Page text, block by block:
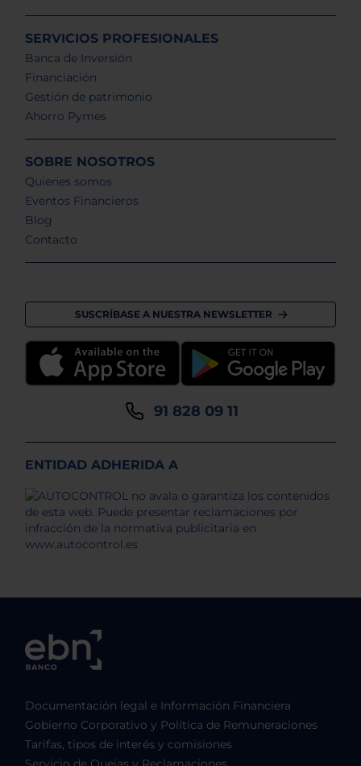
SERVICIOS PROFESIONALES
Banca de Inversión
Financiación
Gestión de patrimonio
Ahorro Pymes
SOBRE NOSOTROS
Quienes somos
Eventos Financieros
Blog
Contacto
SUSCRÍBASE A NUESTRA NEWSLETTER
91 828 09 11
ENTIDAD ADHERIDA A
Documentación legal e Información Financiera
Gobierno Corporativo y Política de Remuneraciones
Tarifas, tipos de interés y comisiones